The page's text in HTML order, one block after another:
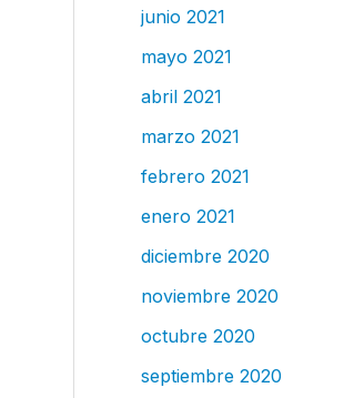
junio 2021
mayo 2021
abril 2021
marzo 2021
febrero 2021
enero 2021
diciembre 2020
noviembre 2020
octubre 2020
septiembre 2020